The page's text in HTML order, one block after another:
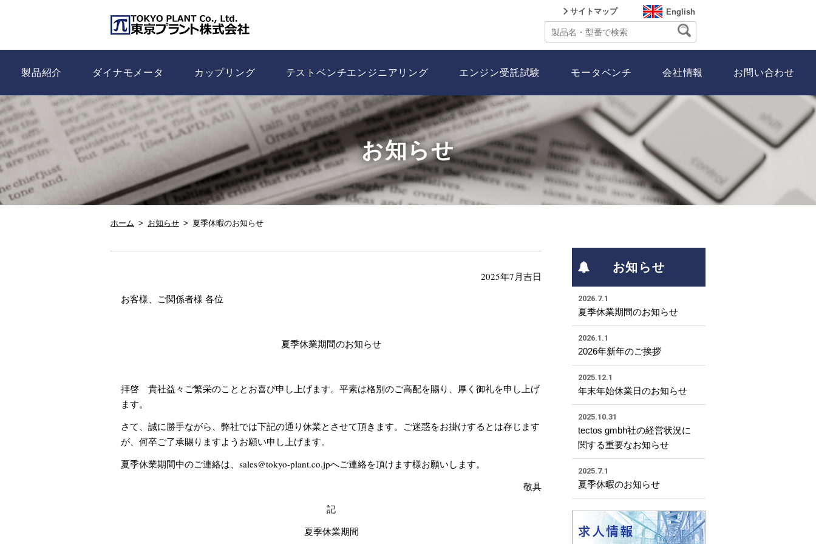
サイトマップ English
製品紹介 ダイナモメータ カップリング テストベンチエンジニアリング エンジン受託試験 モータベンチ 会社情報 お問い合わせ
お知らせ
ホーム お知らせ 夏季休暇のお知らせ
2025年7月吉日
お客様、ご関係者様 各位
夏季休業期間のお知らせ
拝啓 貴社益々ご繁栄のこととお喜び申し上げます。平素は格別のご高配を賜り、厚く御礼を申し上げ
ます。
さて、誠に勝手ながら、弊社では下記の通り休業とさせて頂きます。ご迷惑をお掛けするとは存じます
が、何卒ご了承賜りますようお願い申し上げます。
夏季休業期間中のご連絡は、sales@tokyo-plant.co.jpへご連絡を頂けます様お願いします。
敬具
記
夏季休業期間
お知らせ
2026.7.1
夏季休業期間のお知らせ
2026.1.1
2026年新年のご挨拶
2025.12.1
年末年始休業日のお知らせ
2025.10.31
tectos gmbh社の経営状況に
関する重要なお知らせ
2025.7.1
夏季休暇のお知らせ